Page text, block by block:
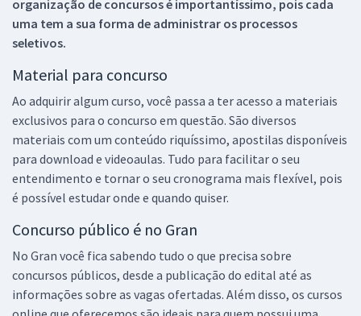
organização de concursos é importantíssimo, pois cada
uma tem a sua forma de administrar os processos
seletivos.
Material para concurso
Ao adquirir algum curso, você passa a ter acesso a materiais
exclusivos para o concurso em questão. São diversos
materiais com um conteúdo riquíssimo, apostilas disponíveis
para download e videoaulas. Tudo para facilitar o seu
entendimento e tornar o seu cronograma mais flexível, pois
é possível estudar onde e quando quiser.
Concurso público é no Gran
No Gran você fica sabendo tudo o que precisa sobre
concursos públicos, desde a publicação do edital até as
informações sobre as vagas ofertadas. Além disso, os cursos